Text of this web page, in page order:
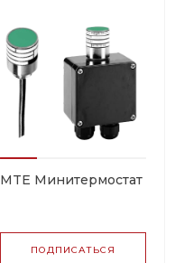
MTE Минитермостат
ПОДПИСАТЬСЯ